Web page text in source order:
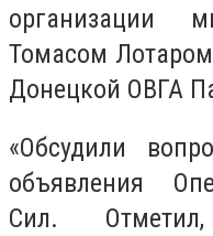
организации
Томасом
Донецкой ОВГА
«Обсудили
объявления
Сил.